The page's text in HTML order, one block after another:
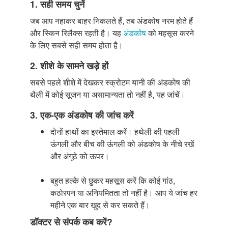
1. सही समय चुनें
जब आप नहाकर बाहर निकलते हैं, तब अंडकोष नरम होते हैं
और स्किन रिलैक्स रहती है। यहअंडकोषको महसूस करने
के लिए सबसे सही समय होता है।
2. शीशे के सामने खड़े हों
सबसे पहले शीशे में देखकर स्क्रोटम यानी की अंडकोष की
थैली में कोई सूजन या असामान्यता तो नहीं है, यह जांचें।
3. एक-एक अंडकोष की जांच करें
दोनों हाथों का इस्तेमाल करें। हथेली की पहली
ऊंगली और बीच की ऊंगली को अंडकोष के नीचे रखें
और अंगूठे को ऊपर।
बहुत हल्के से छुकर महसूस करें कि कोई गांठ,
कठोरपन या अनियमितता तो नहीं है। आप ये जांच हर
महीने एक बार खुद से कर सकते हैं।
डॉक्टर से संपर्क कब करें?